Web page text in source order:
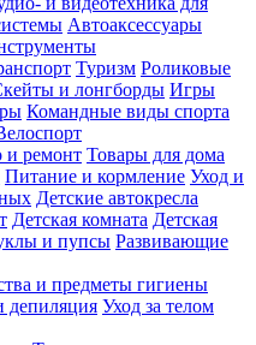
Автоаксессуары
Туризм Роликовые
и лонгборды Игры
Командные виды спорта
и ремонт Товары для дома
Питание и кормление Уход и
Детские автокресла
Детская комната Детская
и пупсы Развивающие
и предметы гигиены
депиляция Уход за телом